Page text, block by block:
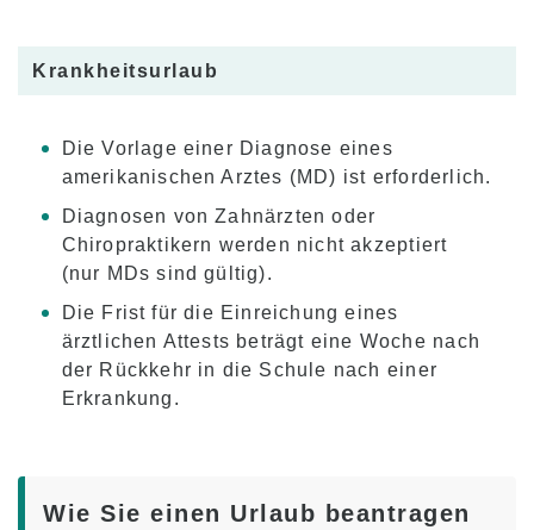
Krankheitsurlaub
Die Vorlage einer Diagnose eines
amerikanischen Arztes (MD) ist erforderlich.
Diagnosen von Zahnärzten oder
Chiropraktikern werden nicht akzeptiert
(nur MDs sind gültig).
Die Frist für die Einreichung eines
ärztlichen Attests beträgt eine Woche nach
der Rückkehr in die Schule nach einer
Erkrankung.
Wie Sie einen Urlaub beantragen